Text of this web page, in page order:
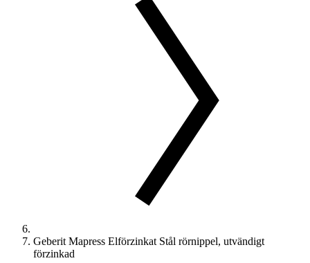
Geberit Mapress Elförzinkat Stål rörnippel, utvändigt
förzinkad